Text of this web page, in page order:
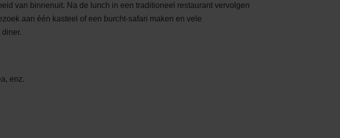
van binnenuit. Na de lunch in een traditioneel restaurant vervolgen
aan één kasteel of een burcht-safari maken en vele
enz.